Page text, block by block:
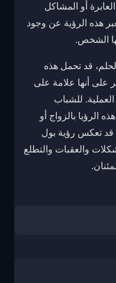
أو المشاكل
هذه الرؤية عن وجود
الشخص.
قد تحمل هذه
على أنها علامة على
العملية. للشباب
الرؤيا بالزواج أو
قد تعكس رؤية بول
والعقبات والتطلع